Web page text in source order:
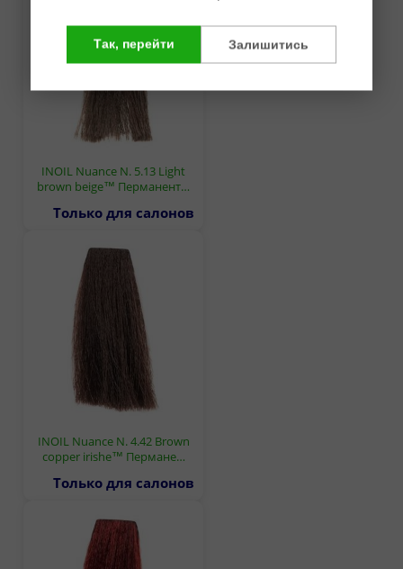
INOIL Nuance N. 5.13 Light
brown beige™ Перманент…
Только для салонов
INOIL Nuance N. 4.42 Brown
copper irishe™ Пермане…
Только для салонов
Так, перейти Залишитись